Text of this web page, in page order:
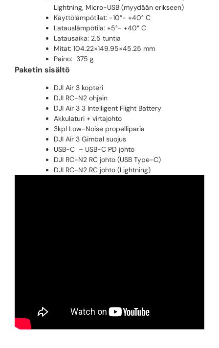
Lightning, Micro-USB (myydään erikseen)
Käyttölämpötilat: -10°- +40° C
Latauslämpötila: +5°- +40° C
Latausaika: 2,5 tuntia
Mitat: 104.22×149.95×45.25 mm
Paino: 375 g
Paketin sisältö
DJI Air 3 kopteri
DJI RC-N2 ohjain
DJI Air 3 3 Intelligent Flight Battery
Akkulaturi + virtajohto
3kpl Low-Noise propelliparia
DJI Air 3 Gimbal suojus
USB-C – USB-C PD johto
DJI RC-N2 RC johto (USB Type-C)
DJI RC-N2 RC johto (Lightning)